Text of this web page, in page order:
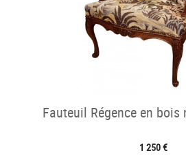
Fauteuil Régence en
1 250 €